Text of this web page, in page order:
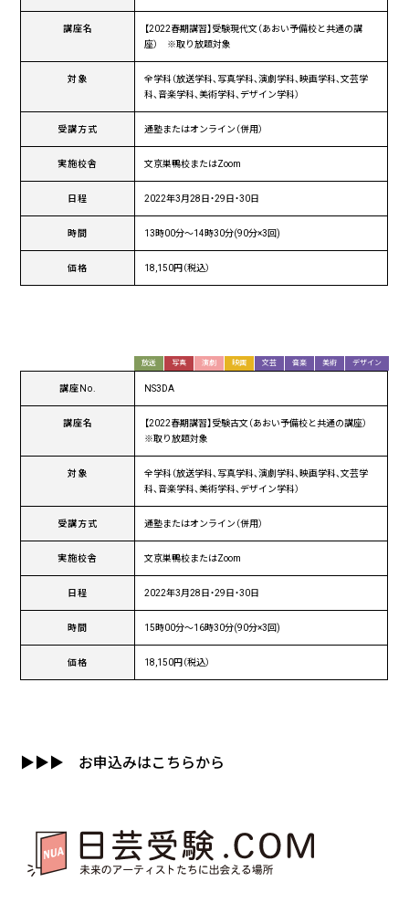
講座名
【2022春期講習】受験現代文（あおい予備校と共通の講
座） ※取り放題対象
対象
全学科（放送学科、写真学科、演劇学科、映画学科、文芸学
科、音楽学科、美術学科、デザイン学科）
受講方式 通塾またはオンライン（併用）
実施校舎 文京巣鴨校またはZoom
日程 2022年3月28日・29日・30日
時間 13時00分～14時30分(90分×3回)
価格 18,150円（税込）
放送 写真 演劇 映画 文芸 音楽 美術 デザイン
講座No. NS3DA
講座名
【2022春期講習】受験古文（あおい予備校と共通の講座）
※取り放題対象
対象
全学科（放送学科、写真学科、演劇学科、映画学科、文芸学
科、音楽学科、美術学科、デザイン学科）
受講方式 通塾またはオンライン（併用）
実施校舎 文京巣鴨校またはZoom
日程 2022年3月28日・29日・30日
時間 15時00分～16時30分(90分×3回)
価格 18,150円（税込）
▶▶▶ お申込みはこちらから